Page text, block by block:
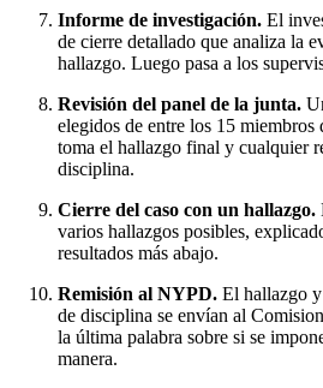
Informe de investigación. El
de cierre detallado que analiza la
hallazgo. Luego pasa a los
Revisión del panel de la junta.
elegidos de entre los 15 miembros
toma el hallazgo final y cualquier
disciplina.
Cierre del caso con un hallazgo.
varios hallazgos posibles,
resultados más abajo.
Remisión al NYPD. El hallazgo
de disciplina se envían al
la última palabra sobre si se
manera.